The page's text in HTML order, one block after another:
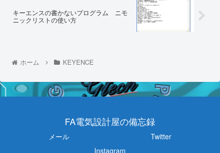
キーエンスの書かないプログラム ニモ
ニックリストの使い方
ホーム KEYENCE
FA電気設計屋の備忘録
メール
Twitter
Instagram